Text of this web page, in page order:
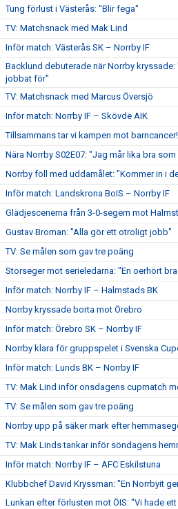
Tung förlust i Västerås: "Blir fega"
TV: Matchsnack med Mak Lind
Inför match: Västerås SK – Norrby IF
Backlund debuterade när Norrby kryssade:
jobbat för"
TV: Matchsnack med Marcus Översjö
Inför match: Norrby IF – Skövde AIK
Tillsammans tar vi kampen mot barncancer!
Nära Norrby S02E07: "Jag mår lika bra
Norrby föll med uddamålet: "Kommer in i
Inför match: Landskrona BoIS – Norrby IF
Glädjescenerna från 3-0-segern mot
Gustav Broman: "Alla gör ett otroligt jobb"
TV: Se målen som gav tre poäng
Storseger mot serieledarna: "En oerhört
Inför match: Norrby IF – Halmstads BK
Norrby kryssade borta mot Örebro
Inför match: Örebro SK – Norrby IF
Norrby klara för gruppspelet i Svenska
Inför match: Lunds BK – Norrby IF
TV: Mak Lind inför onsdagens cupmatch
TV: Se målen som gav tre poäng
Norrby upp på säker mark efter
TV: Mak Linds tankar inför söndagens
Inför match: Norrby IF – AFC Eskilstuna
Klubbchef David Kryssman: "En Norrbyit
Lunkan efter förlusten mot ÖIS: "Vi hade